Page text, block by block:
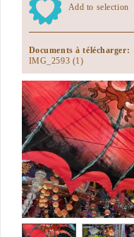
Add to selection
Documents à télécharger:
IMG_2593 (1)